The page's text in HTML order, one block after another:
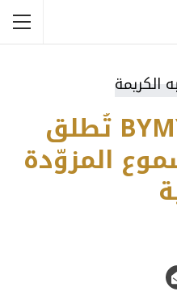
علامة BYMYSTIQUE تُطلق
المزوّدة